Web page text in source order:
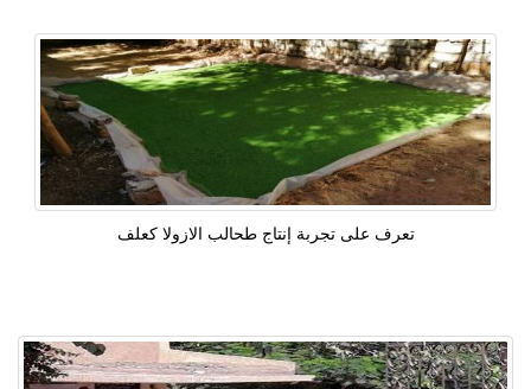
تعرف على تجربة إنتاج طحالب الازولا كعلف